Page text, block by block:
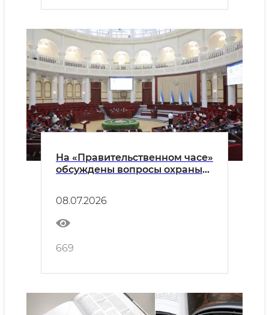
На «Правительственном часе»
обсуждены вопросы охраны
08.07.2026
669